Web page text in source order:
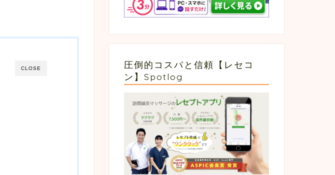
CLOSE
圧倒的コスパと信頼【レセコ
ン】Spotlog